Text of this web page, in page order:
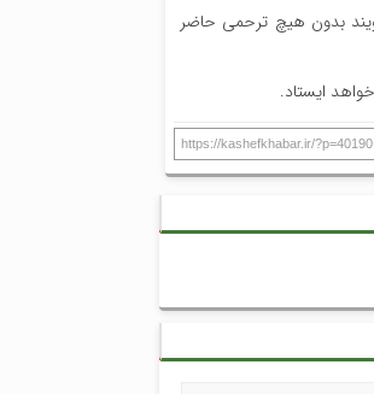
بدون هیچ ترحمی حاضر
ایستاد.
https://kashefkhabar.ir/?p=40190